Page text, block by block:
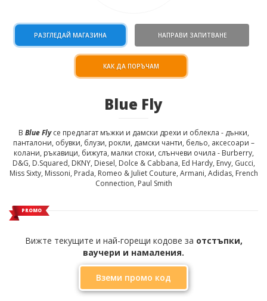
РАЗГЛЕДАЙ МАГАЗИНА НАПРАВИ ЗАПИТВАНЕ
КАК ДА ПОРЪЧАМ
Blue Fly
В Blue Flyсе предлагат мъжки и дамски дрехи и облекла - дънки,
панталони, обувки, блузи, рокли, дамски чанти, бельо, аксесоари –
колани, ръкавици, бижута, малки стоки, слънчеви очила - Burberry,
D&G, D.Squared, DKNY, Diesel, Dolce & Cabbana, Ed Hardy, Envy, Gucci,
Miss Sixty, Missoni, Prada, Romeo & Juliet Couture, Armani, Adidas, French
Connection, Paul Smith
PROMO
Вижте текущите и най-горещи кодове за отстъпки,
ваучери и намаления.
Вземи промо код